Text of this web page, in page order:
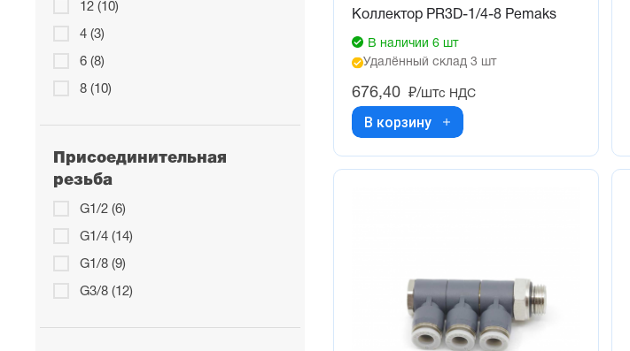
12 (10)
4 (3)
6 (8)
8 (10)
Присоединительная
резьба
G1/2 (6)
G1/4 (14)
G1/8 (9)
G3/8 (12)
Коллектор PR3D-1/4-8 Pemaks
В наличии 6 шт
Удалённый склад 3 шт
676,40 ₽/штс НДС
В корзину